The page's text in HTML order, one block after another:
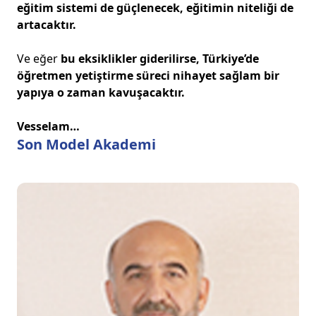
Son Model Akademi
eğitim sistemi de güçlenecek, eğitimin niteliği de
artacaktır.
Ve eğer bu eksiklikler giderilirse, Türkiye’de
öğretmen yetiştirme süreci nihayet sağlam bir
yapıya o zaman kavuşacaktır.
Vesselam…